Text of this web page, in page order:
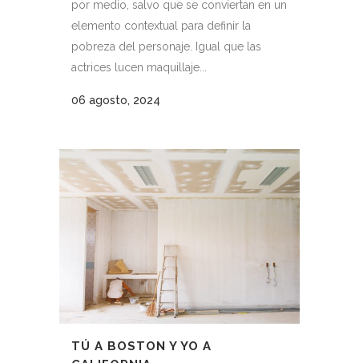
por medio, salvo que se conviertan en un
elemento contextual para definir la
pobreza del personaje. Igual que las
actrices lucen maquillaje...
06 agosto, 2024
TÚ A BOSTON Y YO A